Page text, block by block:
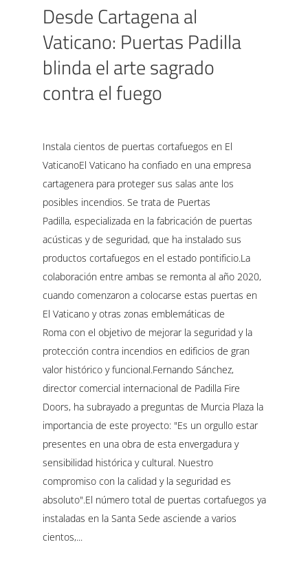
Desde Cartagena al
Vaticano: Puertas Padilla
blinda el arte sagrado
contra el fuego
Instala cientos de puertas cortafuegos en El
VaticanoEl Vaticano ha confiado en una empresa
cartagenera para proteger sus salas ante los
posibles incendios. Se trata de Puertas
Padilla, especializada en la fabricación de puertas
acústicas y de seguridad, que ha instalado sus
productos cortafuegos en el estado pontificio.La
colaboración entre ambas se remonta al año 2020,
cuando comenzaron a colocarse estas puertas en
El Vaticano y otras zonas emblemáticas de
Roma con el objetivo de mejorar la seguridad y la
protección contra incendios en edificios de gran
valor histórico y funcional.Fernando Sánchez,
director comercial internacional de Padilla Fire
Doors, ha subrayado a preguntas de Murcia Plaza la
importancia de este proyecto: "Es un orgullo estar
presentes en una obra de esta envergadura y
sensibilidad histórica y cultural. Nuestro
compromiso con la calidad y la seguridad es
absoluto".El número total de puertas cortafuegos ya
instaladas en la Santa Sede asciende a varios
cientos,